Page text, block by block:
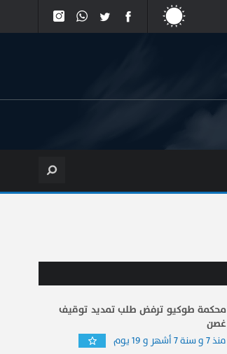
محكمة طوكيو ترفض طلب تمديد توقيف
غصن
منذ 7 و سنة 7 أشهر و 19 يوم